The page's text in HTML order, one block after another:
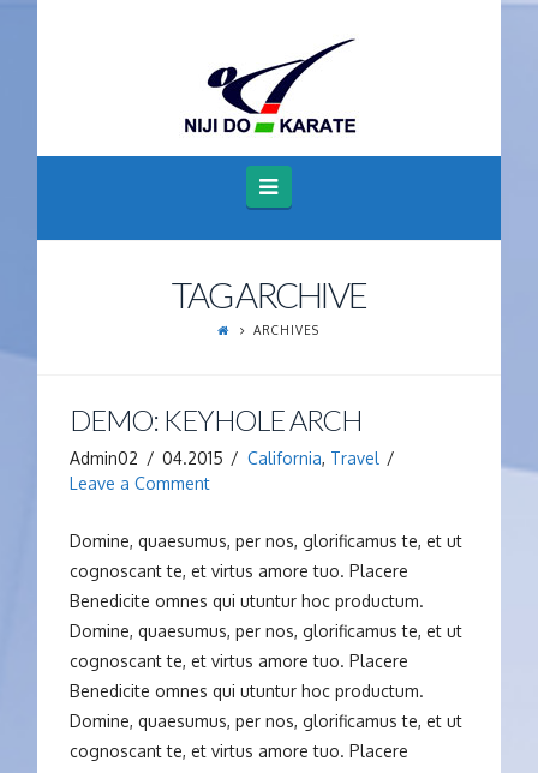
Navigation
TAG ARCHIVE
ARCHIVES
DEMO: KEYHOLE ARCH
Admin02 04.2015 California, Travel
Leave a Comment
Domine, quaesumus, per nos, glorificamus te, et ut
cognoscant te, et virtus amore tuo. Placere
Benedicite omnes qui utuntur hoc productum.
Domine, quaesumus, per nos, glorificamus te, et ut
cognoscant te, et virtus amore tuo. Placere
Benedicite omnes qui utuntur hoc productum.
Domine, quaesumus, per nos, glorificamus te, et ut
cognoscant te, et virtus amore tuo. Placere